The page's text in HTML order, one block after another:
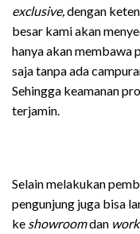
exclusive,dengan
besar kami akan
hanya akan membawa
saja tanpa ada
Sehingga keamanan
terjamin.
Selain melakukan
pengunjung juga bisa
ke showroomdan